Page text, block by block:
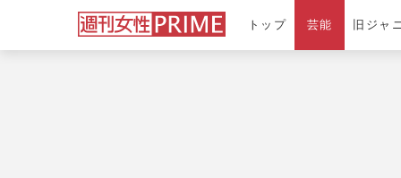
トップ 芸能 旧ジャ